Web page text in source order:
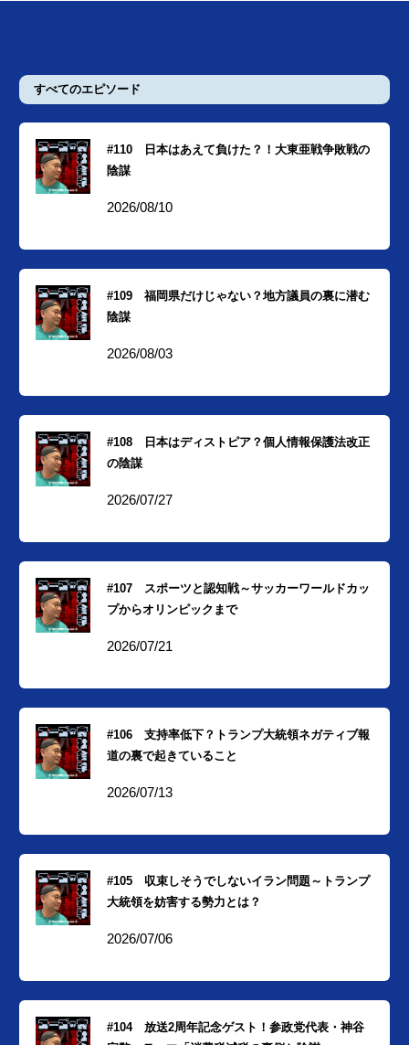
すべてのエピソード
#110 日本はあえて負けた？！大東亜戦争敗戦の
陰謀
2026/08/10
#109 福岡県だけじゃない？地方議員の裏に潜む
陰謀
2026/08/03
#108 日本はディストピア？個人情報保護法改正
の陰謀
2026/07/27
#107 スポーツと認知戦～サッカーワールドカッ
プからオリンピックまで
2026/07/21
#106 支持率低下？トランプ大統領ネガティブ報
道の裏で起きていること
2026/07/13
#105 収束しそうでしないイラン問題～トランプ
大統領を妨害する勢力とは？
2026/07/06
#104 放送2周年記念ゲスト！参政党代表・神谷